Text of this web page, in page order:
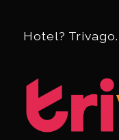
Hotel? Trivago.